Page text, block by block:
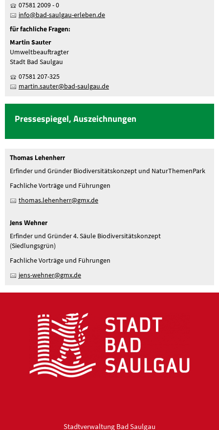
07581 2009 - 0
nf
b d-s lg - rl b n d
für fachliche Fragen:
Martin Sauter
Umweltbeauftragter
Stadt Bad Saulgau
07581 207-325
m rt n s t r b d-s lg d
Pressespiegel, Auszeichnungen
Thomas Lehenherr
Erfinder und Gründer Biodiversitätskonzept und NaturThemenPark
Fachliche Vorträge und Führungen
th m s l h nh rr gmxd
Jens Wehner
Erfinder und Gründer 4. Säule Biodiversitätskonzept
(Siedlungsgrün)
Fachliche Vorträge und Führungen
j ns-w hn r gmxd
Stadtverwaltung Bad Saulgau